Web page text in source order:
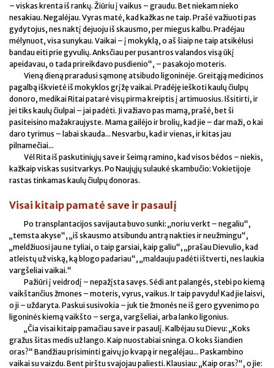
– viskas krenta iš rankų. Žiūriu į vaikus – graudu. Bet niekam nieko
nesakiau. Negalėjau. Vyras matė, kad kažkas ne taip. Prašė važiuoti pas
gydytojus, nes naktį dejuoju iš skausmo, per miegus kalbu. Pradėjau
mėlynuot, visa sunykau. Vaikai – į mokyklą, o aš šiaip ne taip atsikėlusi
bandau eiti prie gyvulių. Anksčiau per pusantros valandos visą ūkį
apeidavau, o tada prireikdavo pusdienio“, – pasakojo moteris.
Vieną dieną praradusi sąmonę atsibudo ligoninėje. Greitąją medicinos
pagalbą iškvietė iš mokyklos grįžę vaikai. Pradėję ieškoti kaulų čiulpų
donoro, medikai Ritai patarė visų pirma kreiptis į artimuosius. Išsitirti, ir
jei tiks kaulų čiulpai – jai padėti. Ji važiavo pas mamą, prašė, bet ši
pasiteisino mažakraujyste. Mama gailėjo ir brolių, kad jie – dar maži, o kai
daro tyrimus – labai skauda... Nesvarbu, kad ir vienas, ir kitas jau
pilnamečiai...
Vėl Rita iš paskutiniųjų save ir šeimą ramino, kad visos bėdos – niekis,
kažkaip viskas susitvarkys. Po Naujųjų sulaukė skambučio: Vokietijoje
rastas tinkamas kaulų čiulpų donoras.
Visai kitaip pamatė save ir pasaulį
Po transplantacijos savijauta buvo sunki: „noriu verkt – negaliu“,
„temsta akyse“, „iš skausmo atsibundu antrą nakties ir neužmingu“,
„meldžiuosi jau ne tyliai, o taip garsiai, kaip galiu“, „prašau Dievulio, kad
atleistų už viską, ką blogo padariau“, „maldauju padėti ištverti, nes laukia
vargšeliai vaikai.“
Pažiūri į veidrodį – nepažįsta savęs. Sėdi ant palangės, stebi po kiemą
vaikštančius žmones – moteris, vyrus, vaikus. Ir taip pavydu! Kad jie laisvi,
o ji – uždaryta. Paskui susivokia – juk tie žmonės ne iš gero gyvenimo po
ligoninės kiemą vaikšto – serga, vargšeliai, arba lanko ligonius.
„Čia visai kitaip pamačiau save ir pasaulį. Kalbėjau su Dievu: „Koks
gražus šitas medis už lango. Kaip nuostabiai sninga. O koks šiandien
oras?“ Bandžiau prisiminti gaivų jo kvapą ir negalėjau... Paskambino
vaikai su vaizdu. Bent pirštu svajojau paliesti. Klausiau: „Kaip oras?“, o jie: